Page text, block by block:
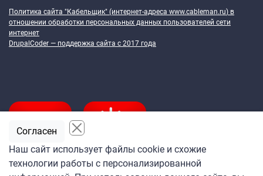
Политика сайта "Кабельщик" (интернет-адреса www.cableman.ru) в
отношении обработки персональных данных пользователей сети
интернет
DrupalCoder — поддержка сайта c 2017 года
Наш сайт использует файлы cookie и схожие
технологии работы с персонализированной
Согласен